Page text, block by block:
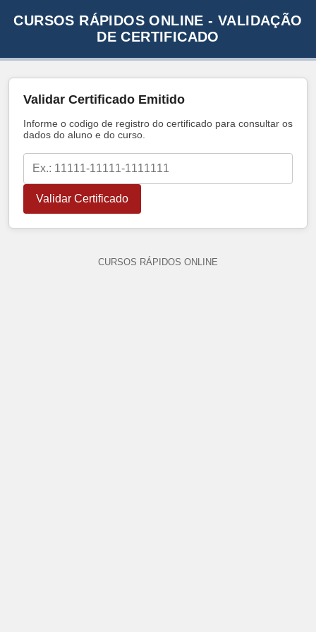
CURSOS RÁPIDOS ONLINE - VALIDAÇÃO
DE CERTIFICADO
Validar Certificado Emitido
Informe o codigo de registro do certificado para consultar os
dados do aluno e do curso.
Validar Certificado
CURSOS RÁPIDOS ONLINE